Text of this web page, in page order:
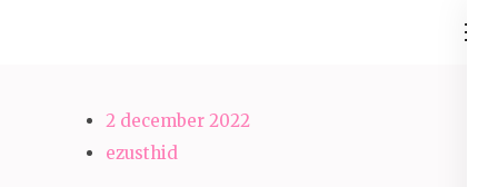
2 december 2022
ezusthid